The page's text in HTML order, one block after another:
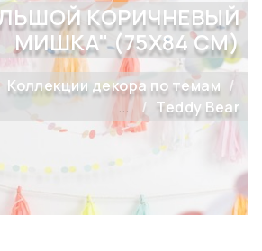
КОРИЧНЕВЫЙ
МИШКА" (75Х84 СМ)
Коллекции декора по темам
...
Teddy Bear